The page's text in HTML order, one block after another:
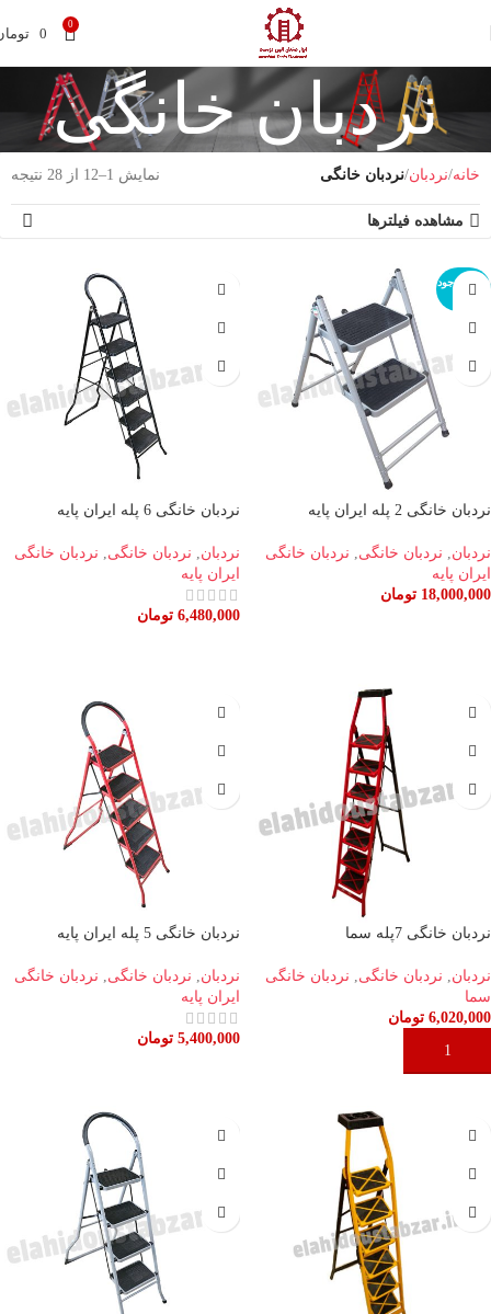
0
0
نردبان خانگی
خانه نردبان نردبان خانگی نمایش 1–12 از 28 نتیجه
مشاهده فیلترها
اتمام موجود
نردبان خانگی 2 پله ایران پایه
نردبان, نردبان خانگی, نردبان خانگی
ایران پایه
18,000,000 تومان
نردبان خانگی 6 پله ایران پایه
نردبان, نردبان خانگی, نردبان خانگی
ایران پایه
6,480,000 تومان
نردبان خانگی 7پله سما
نردبان, نردبان خانگی, نردبان خانگی
سما
6,020,000 تومان
افزودن به سبد خرید
نردبان خانگی 5 پله ایران پایه
نردبان, نردبان خانگی, نردبان خانگی
ایران پایه
5,400,000 تومان